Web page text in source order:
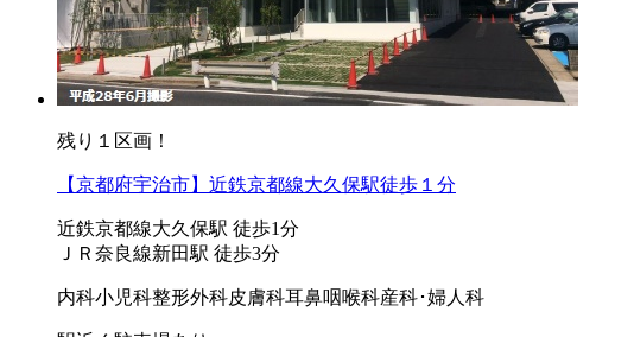
残り１区画！
【京都府宇治市】近鉄京都線大久保駅徒歩１分
近鉄京都線大久保駅 徒歩1分
ＪＲ奈良線新田駅 徒歩3分
内科小児科整形外科皮膚科耳鼻咽喉科産科･婦人科